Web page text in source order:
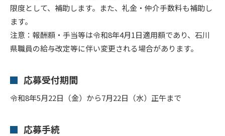
限度として、補助します。また、礼金・仲介手数料も補助し
ます。
注意：報酬額・手当等は令和8年4月1日適用額であり、石川
県職員の給与改定等に伴い変更される場合があります。
応募受付期間
令和8年5月22日（金）から7月22日（水）正午まで
応募手続